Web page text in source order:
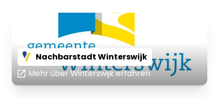
Nachbarstadt Winterswijk
Mehr über Winterswijk erfahren